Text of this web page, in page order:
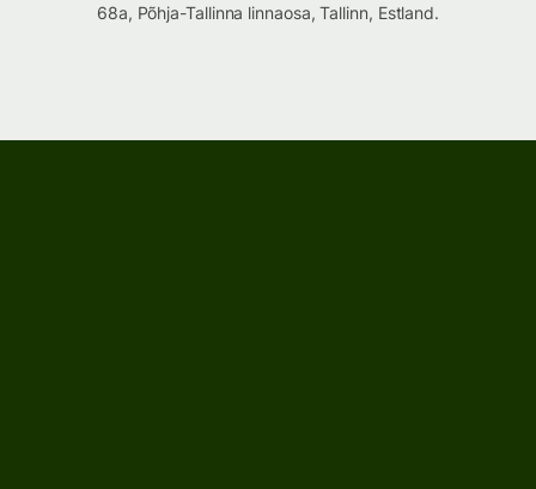
68a, Põhja-Tallinna linnaosa, Tallinn, Estland.